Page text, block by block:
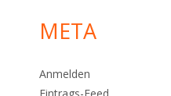
META
Anmelden